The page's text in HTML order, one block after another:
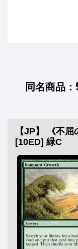
同名商品：
【JP】 《不
[10ED] 緑C